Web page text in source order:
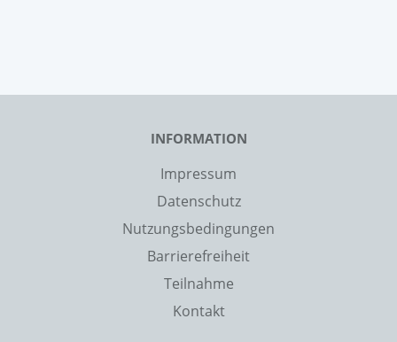
INFORMATION
Impressum
Datenschutz
Nutzungsbedingungen
Barrierefreiheit
Teilnahme
Kontakt